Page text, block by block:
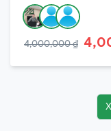
4,000,000 ₫